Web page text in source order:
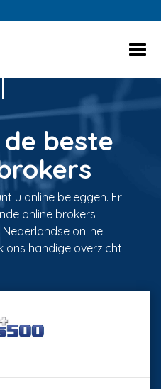
de beste
u online beleggen. Er
online brokers
online
ons handige overzicht.